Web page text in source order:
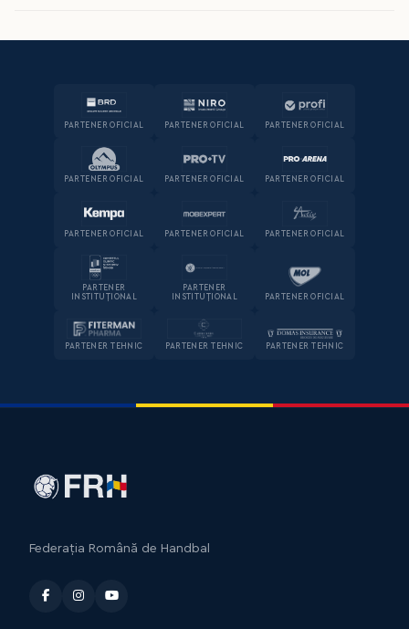
PARTENER OFICIAL PARTENER OFICIAL PARTENER OFICIAL
PARTENER OFICIAL PARTENER OFICIAL PARTENER OFICIAL
PARTENER OFICIAL PARTENER OFICIAL PARTENER OFICIAL
PARTENER
INSTITUȚIONAL
PARTENER
INSTITUȚIONAL
PARTENER OFICIAL
PARTENER TEHNIC PARTENER TEHNIC PARTENER TEHNIC
Federația Română de Handbal